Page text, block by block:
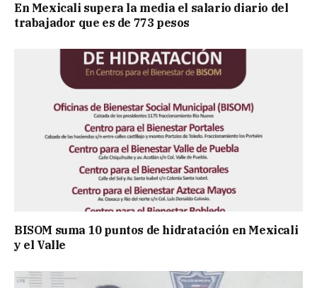
En Mexicali supera la media el salario diario del
trabajador que es de 773 pesos
BISOM suma 10 puntos de hidratación en Mexicali
y el Valle